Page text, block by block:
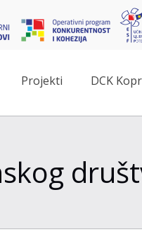
Projekti DCK